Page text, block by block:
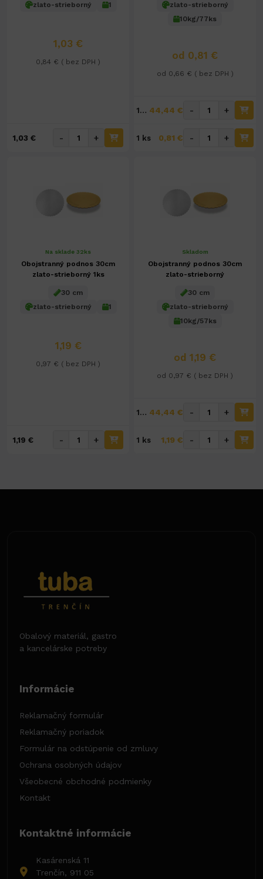
zlato-strieborný
1
1,03 €
0,84 € ( bez DPH )
1,03 € - +
zlato-strieborný
10kg/77ks
od 0,81 €
od 0,66 € ( bez DPH )
10kg/77ks 44,44 € - +
1 ks 0,81 € - +
Na sklade 32ks
Obojstranný podnos 30cm
zlato-strieborný 1ks
30 cm
zlato-strieborný
1
1,19 €
0,97 € ( bez DPH )
1,19 € - +
Skladom
Obojstranný podnos 30cm
zlato-strieborný
30 cm
zlato-strieborný
10kg/57ks
od 1,19 €
od 0,97 € ( bez DPH )
10kg/57ks 44,44 € - +
1 ks 1,19 € - +
Obalový materiál, gastro
a kancelárske potreby
Informácie
Reklamačný formulár
Reklamačný poriadok
Formulár na odstúpenie od zmluvy
Ochrana osobných údajov
Všeobecné obchodné podmienky
Kontakt
Kontaktné informácie
Kasárenská 11
Trenčín, 911 05